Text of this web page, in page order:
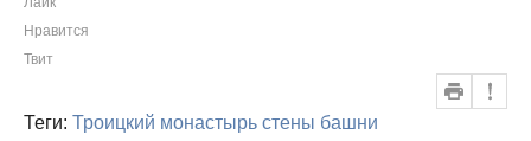
Нравится
Твит
Теги: Троицкий монастырь стены башни